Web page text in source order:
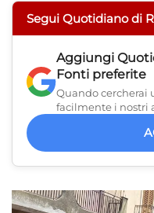
Segui Quotidiano di
Aggiungi
Fonti preferite
Quando cercherai
facilmente i nostri